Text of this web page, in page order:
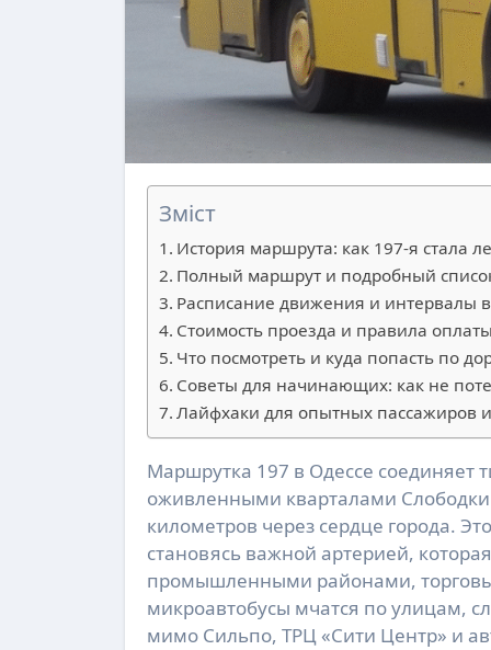
Зміст
История маршрута: как 197-я стала
Полный маршрут и подробный
Расписание движения и интервалы
Стоимость проезда и правила
Что посмотреть и куда попасть по
Советы для начинающих: как не
Лайфхаки для опытных пассажиров
Маршрутка 197 в Одессе соединяет тихое побережье возле Мемориала 411-й батареи с
оживленными кварталами
километров через сердце города.
становясь важной артерией,
промышленными районами,
микроавтобусы мчатся по улицам,
мимо Сильпо, ТРЦ «Сити Центр» и